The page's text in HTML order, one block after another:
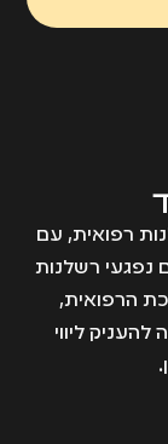
רפואית, עם
נפגעי רשלנות
הרפואית,
ליווי